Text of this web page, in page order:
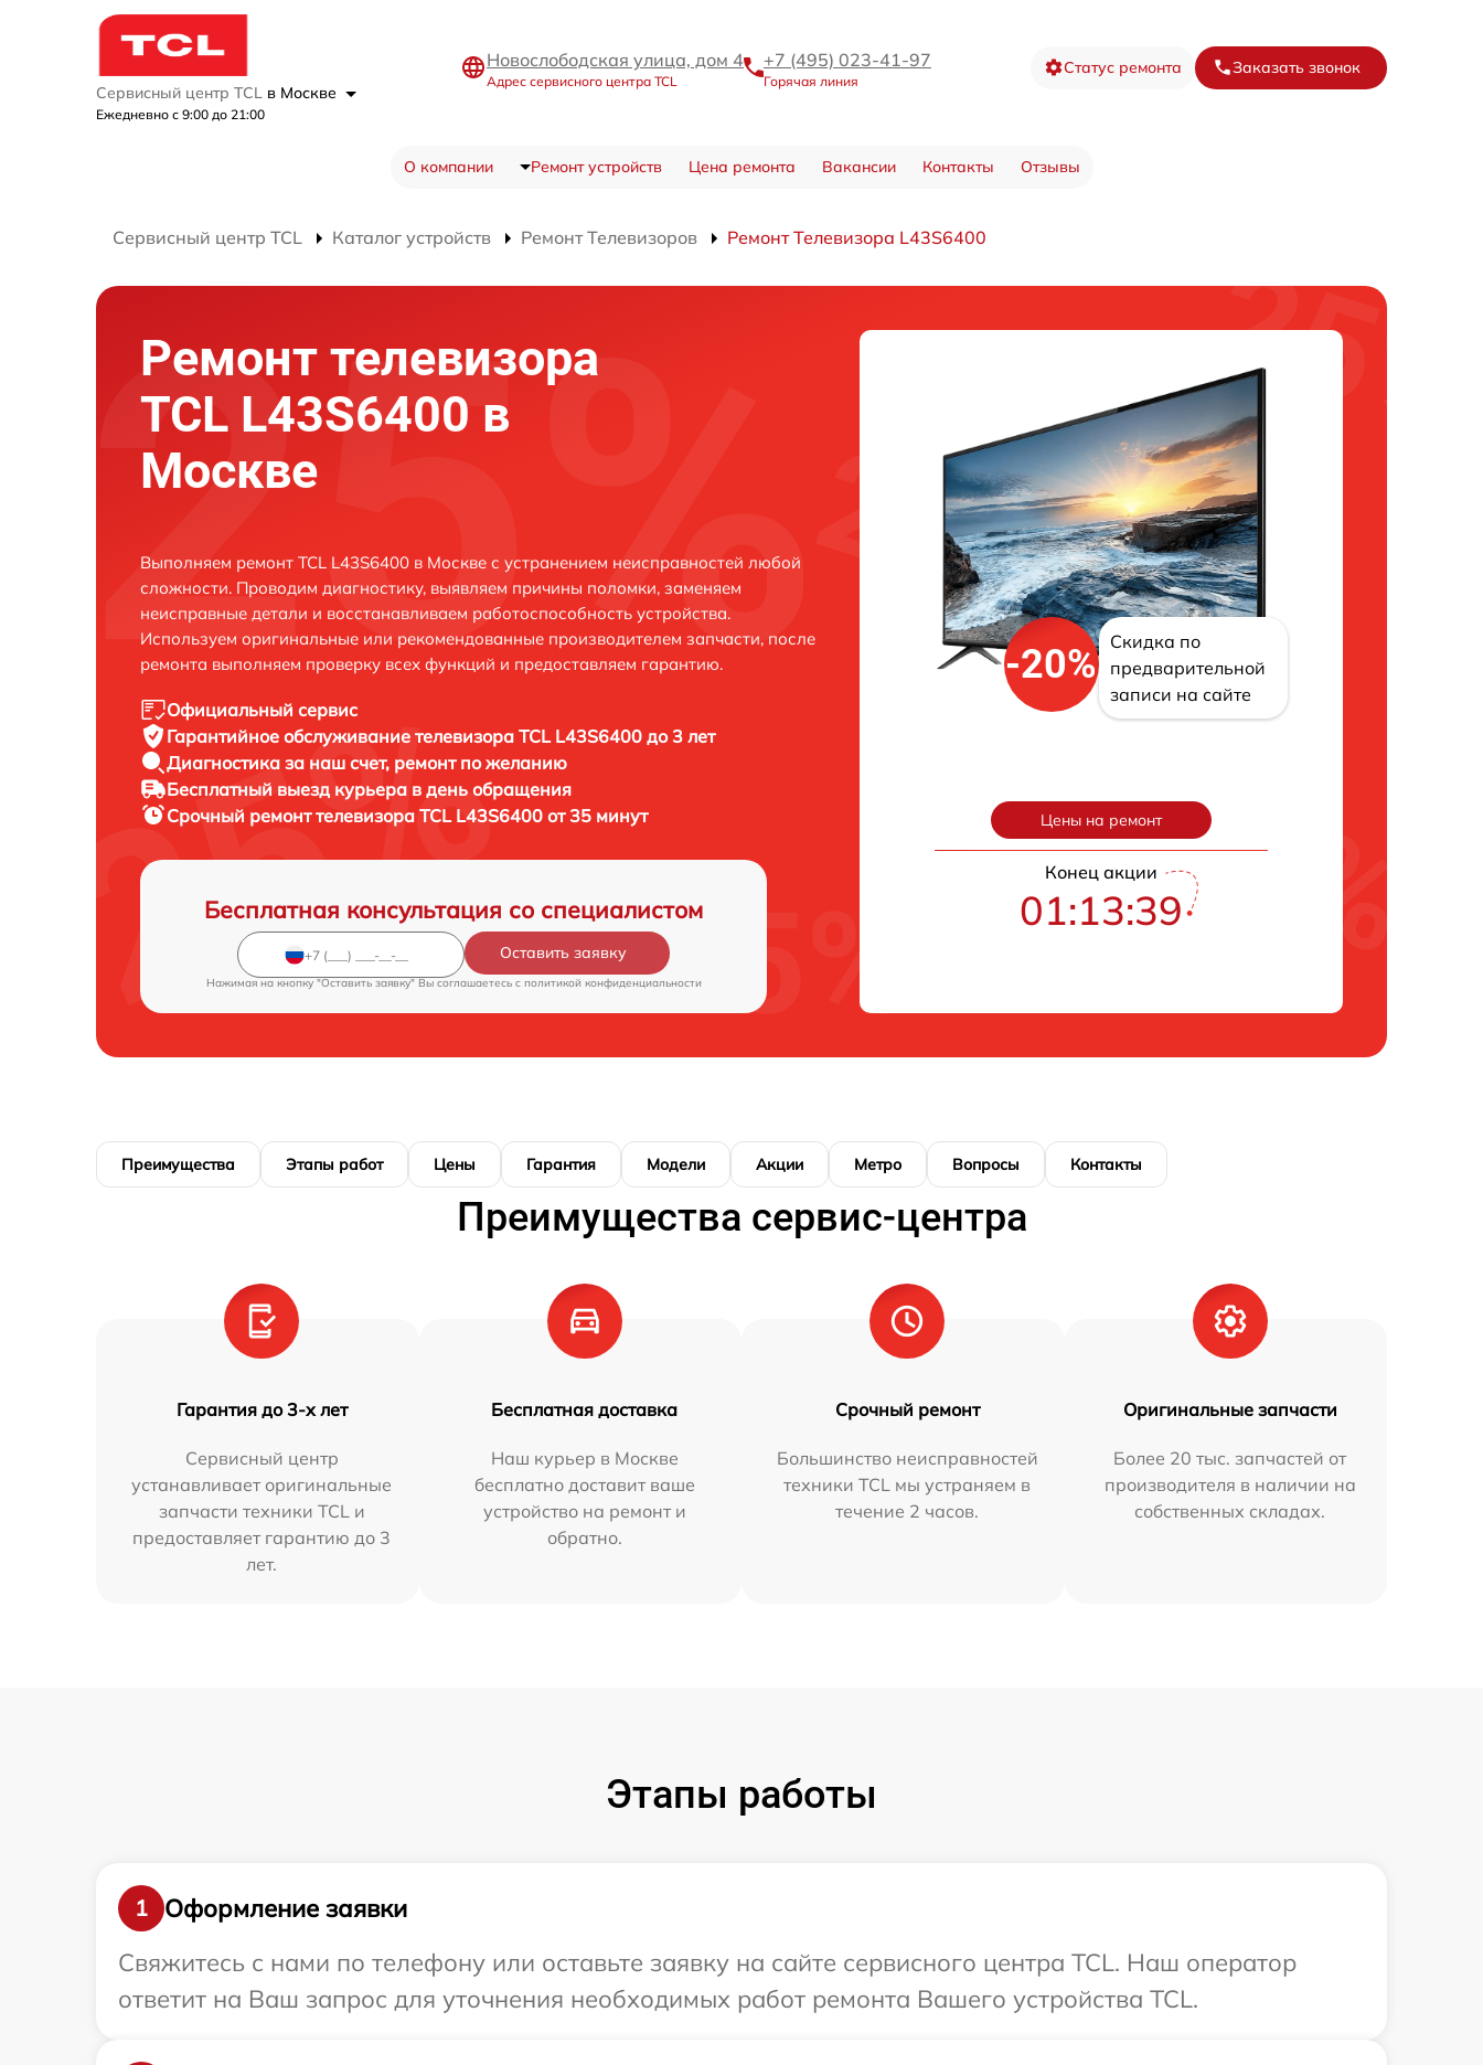
Сервисный центр TCL в Москве
Ежедневно с 9:00 до 21:00
Новослободская улица, дом 4
Адрес сервисного центра TCL
+7 (495) 023-41-97
Горячая линия
Статус ремонта Заказать звонок
О компании Ремонт устройств Цена ремонта Вакансии Контакты Отзывы
Сервисный центр TCL Каталог устройств Ремонт Телевизоров Ремонт Телевизора L43S6400
Ремонт телевизора
TCL L43S6400 в
Москве
Выполняем ремонт TCL L43S6400 в Москве с устранением неисправностей любой
сложности. Проводим диагностику, выявляем причины поломки, заменяем
неисправные детали и восстанавливаем работоспособность устройства.
Используем оригинальные или рекомендованные производителем запчасти, после
ремонта выполняем проверку всех функций и предоставляем гарантию.
Официальный сервис
Гарантийное обслуживание телевизора TCL L43S6400 до 3 лет
Диагностика за наш счет, ремонт по желанию
Бесплатный выезд курьера в день обращения
Срочный ремонттелевизора TCL L43S6400 от 35 минут
Бесплатная консультация со специалистом
Оставить заявку
Нажимая на кнопку "Оставить заявку" Вы соглашаетесь c политикой конфиденциальности
-20%
Скидка по
предварительной
записи на сайте
Цены на ремонт
Конец акции
01:13:38
Преимущества Этапы работ Цены Гарантия Модели Акции Метро Вопросы Контакты
Преимущества сервис-центра
Гарантия до 3-х лет
Сервисный центр
устанавливает оригинальные
запчасти техники TCL и
предоставляет гарантию до 3
лет.
Бесплатная доставка
Наш курьер в Москве
бесплатно доставит ваше
устройство на ремонт и
обратно.
Срочный ремонт
Большинство неисправностей
техники TCL мы устраняем в
течение 2 часов.
Оригинальные запчасти
Более 20 тыс. запчастей от
производителя в наличии на
собственных складах.
Этапы работы
1
Оформление заявки
Свяжитесь с нами по телефону или оставьте заявку на сайте сервисного центра TCL. Наш оператор
ответит на Ваш запрос для уточнения необходимых работ ремонта Вашего устройства TCL.